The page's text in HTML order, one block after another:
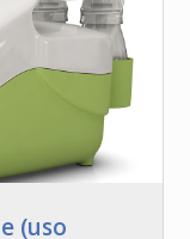
(uso